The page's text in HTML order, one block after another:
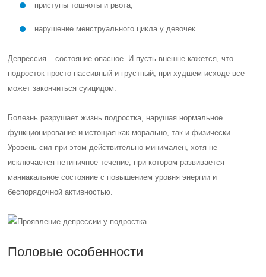
приступы тошноты и рвота;
нарушение менструального цикла у девочек.
Депрессия – состояние опасное. И пусть внешне кажется, что
подросток просто пассивный и грустный, при худшем исходе все
может закончиться суицидом.
Болезнь разрушает жизнь подростка, нарушая нормальное
функционирование и истощая как морально, так и физически.
Уровень сил при этом действительно минимален, хотя не
исключается нетипичное течение, при котором развивается
маниакальное состояние с повышением уровня энергии и
беспорядочной активностью.
Половые особенности